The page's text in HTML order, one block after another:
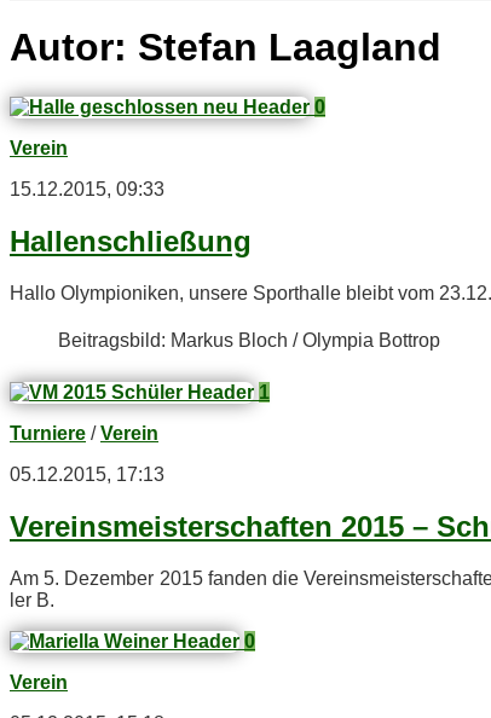
Autor: Stefan Laagland
0
Verein
15.12.2015, 09:33
Hal­len­schlie­ßung
Hal­lo Olym­pio­ni­ken, un­se­re Sport­hal­le bleibt vom 23.12.
Bei­trags­bild: Mar­kus Bloch / Olym­pia Bottrop
1
Turniere /Verein
05.12.2015, 17:13
Ver­eins­meis­ter­schaf­ten 2015 –
Am 5. De­zem­ber 2015 fan­den die
ler B.
0
Verein